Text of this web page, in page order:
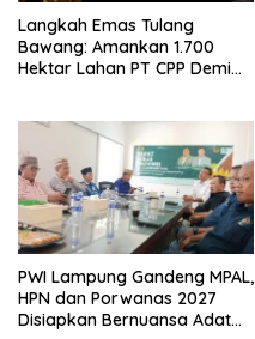
Langkah Emas Tulang
Bawang: Amankan 1.700
Hektar Lahan PT CPP Demi
PWI Lampung Gandeng MPAL,
HPN dan Porwanas 2027
Disiapkan Bernuansa Adat